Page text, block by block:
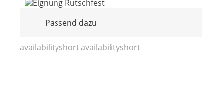
Passend dazu
availabilityshortavailabilityshort